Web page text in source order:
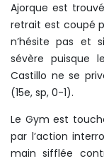
Ajorque est
retrait est coupé
n’hésite pas et
sévère puisque
Castillo ne se
(15e, sp, 0-1).
Le Gym est
par l’action
main sifflée